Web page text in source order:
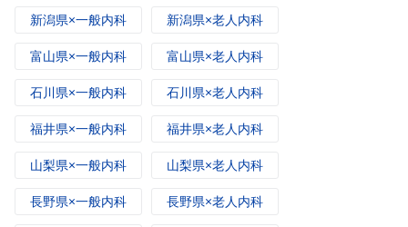
新潟県×一般内科 新潟県×老人内科
富山県×一般内科 富山県×老人内科
石川県×一般内科 石川県×老人内科
福井県×一般内科 福井県×老人内科
山梨県×一般内科 山梨県×老人内科
長野県×一般内科 長野県×老人内科